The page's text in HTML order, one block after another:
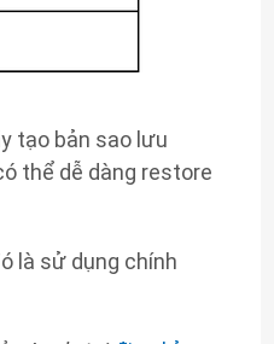
tạo bản sao lưu
thể dễ dàng restore
là sử dụng chính